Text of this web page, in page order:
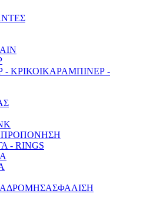
ΚΑΡΑΜΠΙΝΕΡ -
ΠΡΟΠΟΝΗΣΗ
- RINGS
ΑΣΦΑΛΙΣΗ